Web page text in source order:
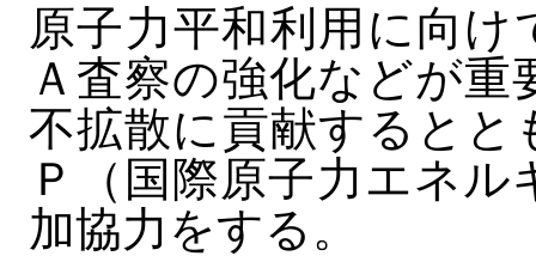
原子力平和利用に向
Ａ査察の強化などが
不拡散に貢献するとと
Ｐ（国際原子力エネ
加協力をする。